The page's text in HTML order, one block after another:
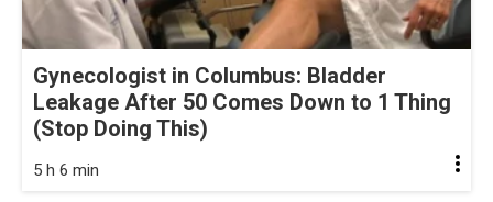
Gynecologist in Columbus: Bladder
Leakage After 50 Comes Down to 1 Thing
(Stop Doing This)
5 h 6 min